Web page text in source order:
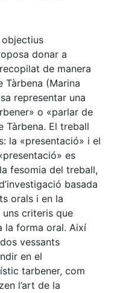
donar a
de manera
(Marina
representar una
o «parlar de
Tàrbena. El treball
la «presentació» i el
es
fesomia del treball,
basada
orals i en la
criteris que
la forma oral. Així
vessants
en el
tarbener, com
l’art de la